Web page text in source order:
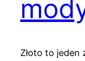
Złoto to jeden